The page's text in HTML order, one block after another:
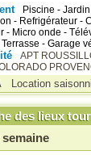
Piscine -
- Refrigérateur -
- Micro onde -
- Garage
APT
Location
des lieux